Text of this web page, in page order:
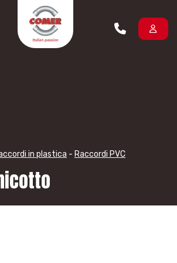
in plastica - Raccordi PVC